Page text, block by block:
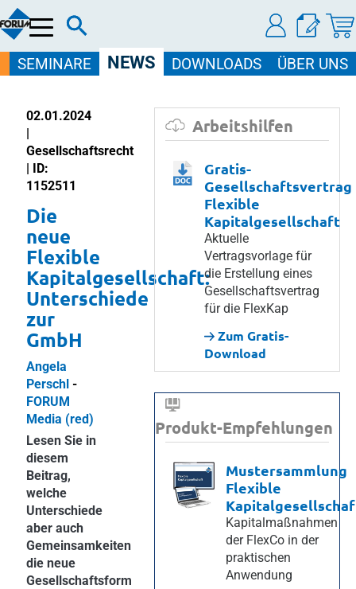
Menü
SEMINARE NEWS DOWNLOADS ÜBER UNS
02.01.2024
|
Gesellschaftsrecht
| ID:
1152511
Die
neue
Flexible
Kapitalgesellschaft:
Unterschiede
zur
GmbH
Angela
Perschl -
FORUM
Media (red)
Lesen Sie in
diesem
Beitrag,
welche
Unterschiede
aber auch
Gemeinsamkeiten
die neue
Gesellschaftsform
Arbeitshilfen
Gratis-
Gesellschaftsvertrag
Flexible
Kapitalgesellschaft
Aktuelle
Vertragsvorlage für
die Erstellung eines
Gesellschaftsvertrag
für die FlexKap
Zum Gratis-
Download
Produkt-Empfehlungen
Mustersammlung
Flexible
Kapitalmaßnahmen
der FlexCo in der
praktischen
Anwendung